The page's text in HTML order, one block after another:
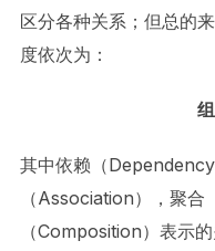
区分各种关系；但总的
度依次为：
组合>聚合
其中依赖（
（Association），聚
（Composition）表示